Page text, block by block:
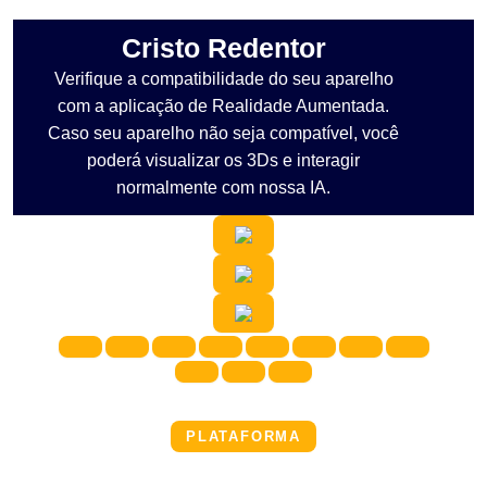
Cristo Redentor
Verifique a compatibilidade do seu aparelho
com a aplicação de Realidade Aumentada.
Caso seu aparelho não seja compatível, você
poderá visualizar os 3Ds e interagir
normalmente com nossa IA.
PLATAFORMA